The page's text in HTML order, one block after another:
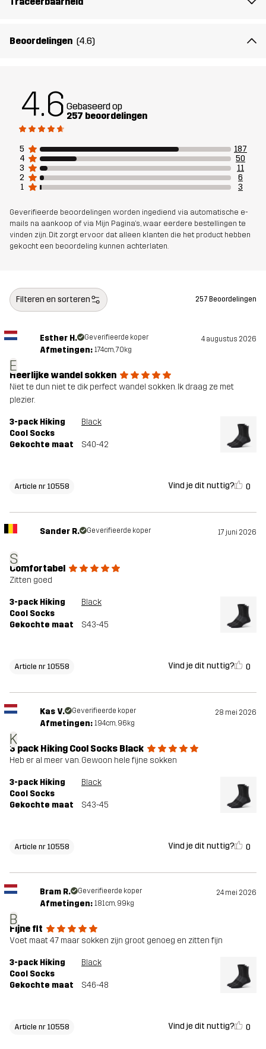
Beoordelingen (4.6)
4.6 Gebaseerd op
257 beoordelingen
5
187
4
50
3
11
2
6
1
3
Geverifieerde beoordelingen worden ingediend via automatische e-
mails na aankoop of via Mijn Pagina's, waar eerdere bestellingen te
vinden zijn. Dit zorgt ervoor dat alleen klanten die het product hebben
gekocht een beoordeling kunnen achterlaten.
Filteren en sorteren 257 Beoordelingen
E
Esther H. Geverifieerde koper 4 augustus 2026
Afmetingen: 174cm, 70kg
Heerlijke wandel sokken
Niet te dun niet te dik perfect wandel sokken. Ik draag ze met
plezier.
3-pack Hiking
Cool Socks
Black
Gekochte maat S40-42
Article nr 10558 Vind je dit nuttig? 0
S
Sander R. Geverifieerde koper 17 juni 2026
Comfortabel
Zitten goed
3-pack Hiking
Cool Socks
Black
Gekochte maat S43-45
Article nr 10558 Vind je dit nuttig? 0
K
Kas V. Geverifieerde koper 28 mei 2026
Afmetingen: 194cm, 96kg
3 pack Hiking Cool Socks Black
Heb er al meer van. Gewoon hele fijne sokken
3-pack Hiking
Cool Socks
Black
Gekochte maat S43-45
Article nr 10558 Vind je dit nuttig? 0
B
Bram R. Geverifieerde koper 24 mei 2026
Afmetingen: 181cm, 99kg
Fijne fit
Voet maat 47 maar sokken zijn groot genoeg en zitten fijn
3-pack Hiking
Cool Socks
Black
Gekochte maat S46-48
Article nr 10558 Vind je dit nuttig? 0